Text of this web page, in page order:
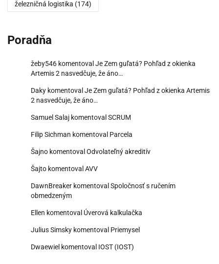
železničná logistika (174)
Poradňa
žeby546 komentoval Je Zem guľatá? Pohľad z okienka
Artemis 2 nasvedčuje, že áno…
Daky komentoval Je Zem guľatá? Pohľad z okienka Artemis
2 nasvedčuje, že áno…
Samuel Salaj komentoval SCRUM
Filip Sichman komentoval Parcela
Šajno komentoval Odvolateľný akreditív
Šajto komentoval AVV
DawnBreaker komentoval Spoločnosť s ručením
obmedzeným
Ellen komentoval Úverová kalkulačka
Julius Simsky komentoval Priemysel
Dwaewiel komentoval IOST (IOST)